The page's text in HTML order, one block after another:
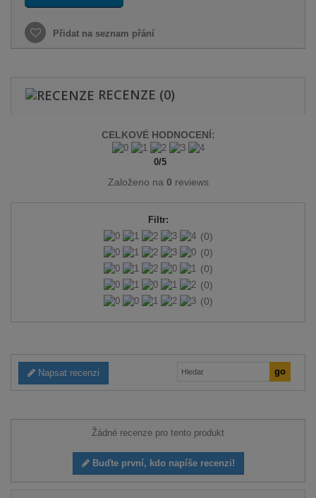
Přidat na seznam přání
RECENZE (0)
CELKOVÉ HODNOCENÍ:
0/5
Založeno na 0 reviews
Filtr:
(0)
(0)
(0)
(0)
(0)
Napsat recenzi
Žádné recenze pro tento produkt
Buďte první, kdo napíše recenzi!